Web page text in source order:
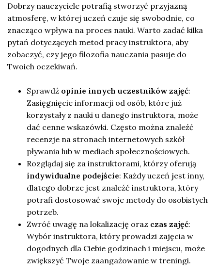
Dobrzy nauczyciele potrafią stworzyć przyjazną
atmosferę, w której uczeń czuje się swobodnie, co
znacząco wpływa na proces nauki. Warto zadać kilka
pytań dotyczących metod pracy instruktora, aby
zobaczyć, czy jego filozofia nauczania pasuje do
Twoich oczekiwań.
Sprawdź opinie innych uczestników zajęć:
Zasięgnięcie informacji od osób, które już
korzystały z nauki u danego instruktora, może
dać cenne wskazówki. Często można znaleźć
recenzje na stronach internetowych szkół
pływania lub w mediach społecznościowych.
Rozglądaj się za instruktorami, którzy oferują
indywidualne podejście: Każdy uczeń jest inny,
dlatego dobrze jest znaleźć instruktora, który
potrafi dostosować swoje metody do osobistych
potrzeb.
Zwróć uwagę na lokalizację oraz czas zajęć:
Wybór instruktora, który prowadzi zajęcia w
dogodnych dla Ciebie godzinach i miejscu, może
zwiększyć Twoje zaangażowanie w treningi.